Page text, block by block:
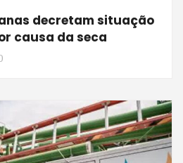
decretam situação
causa da seca